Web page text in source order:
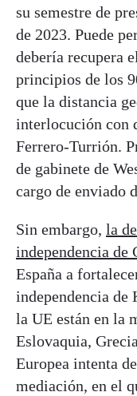
su semestre de
de 2023. Puede
debería recupera
principios de los
que la distancia
interlocución con
Ferrero-Turrión.
de gabinete de
cargo de enviado
Sin embargo, la
independencia de
España a
independencia de
la UE están en la
Eslovaquia,
Europea intenta
mediación, en el